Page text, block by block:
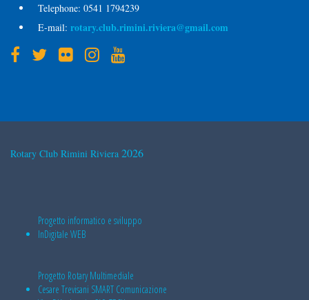
Telephone: 0541 1794239
E-mail: rotary.club.rimini.riviera@gmail.com
Rotary Club Rimini Riviera 2026
Progetto informatico e sviluppo
InDigitale WEB
Progetto Rotary Multimediale
Cesare Trevisani SMART Comunicazione